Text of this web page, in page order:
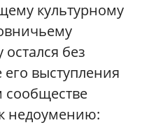
культурному
остался без
выступления
сообществе
недоумению: